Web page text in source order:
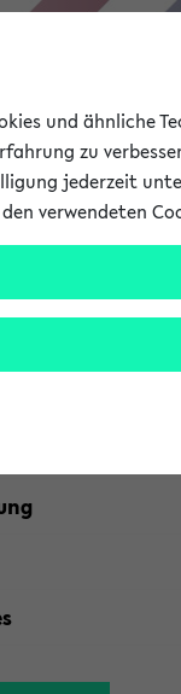
und ähnliche
zu
jederzeit
verwendeten